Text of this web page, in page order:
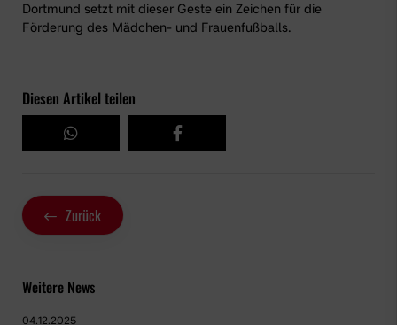
Dortmund setzt mit dieser Geste ein Zeichen für die
Förderung des Mädchen- und Frauenfußballs.
Diesen Artikel teilen
Zurück
Weitere News
04.12.2025